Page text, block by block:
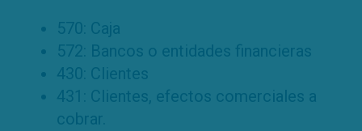
570: Caja
572: Bancos o entidades financieras
430: Clientes
431: Clientes, efectos comerciales a
cobrar.